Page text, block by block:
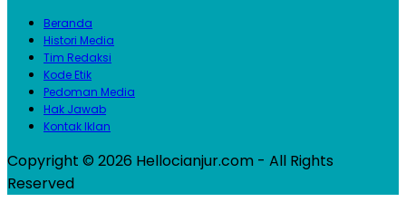
Beranda
Histori Media
Tim Redaksi
Kode Etik
Pedoman Media
Hak Jawab
Kontak Iklan
Copyright © 2026 Hellocianjur.com - All Rights
Reserved